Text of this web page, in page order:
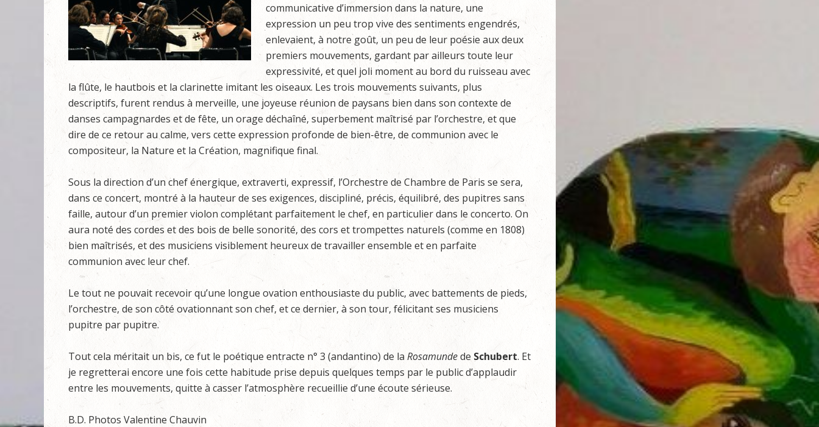
communicative d’immersion dans la nature, une
expression un peu trop vive des sentiments engendrés,
enlevaient, à notre goût, un peu de leur poésie aux deux
premiers mouvements, gardant par ailleurs toute leur
expressivité, et quel joli moment au bord du ruisseau avec
la flûte, le hautbois et la clarinette imitant les oiseaux. Les trois mouvements suivants, plus
descriptifs, furent rendus à merveille, une joyeuse réunion de paysans bien dans son contexte de
danses campagnardes et de fête, un orage déchaîné, superbement maîtrisé par l’orchestre, et que
dire de ce retour au calme, vers cette expression profonde de bien-être, de communion avec le
compositeur, la Nature et la Création, magnifique final.
Sous la direction d’un chef énergique, extraverti, expressif, l’Orchestre de Chambre de Paris se sera,
dans ce concert, montré à la hauteur de ses exigences, discipliné, précis, équilibré, des pupitres sans
faille, autour d’un premier violon complétant parfaitement le chef, en particulier dans le concerto. On
aura noté des cordes et des bois de belle sonorité, des cors et trompettes naturels (comme en 1808)
bien maîtrisés, et des musiciens visiblement heureux de travailler ensemble et en parfaite
communion avec leur chef.
Le tout ne pouvait recevoir qu’une longue ovation enthousiaste du public, avec battements de pieds,
l’orchestre, de son côté ovationnant son chef, et ce dernier, à son tour, félicitant ses musiciens
pupitre par pupitre.
Tout cela méritait un bis, ce fut le poétique entracte n° 3 (andantino) de la Rosamundede Schubert. Et
je regretterai encore une fois cette habitude prise depuis quelques temps par le public d’applaudir
entre les mouvements, quitte à casser l’atmosphère recueillie d’une écoute sérieuse.
B.D. Photos Valentine Chauvin